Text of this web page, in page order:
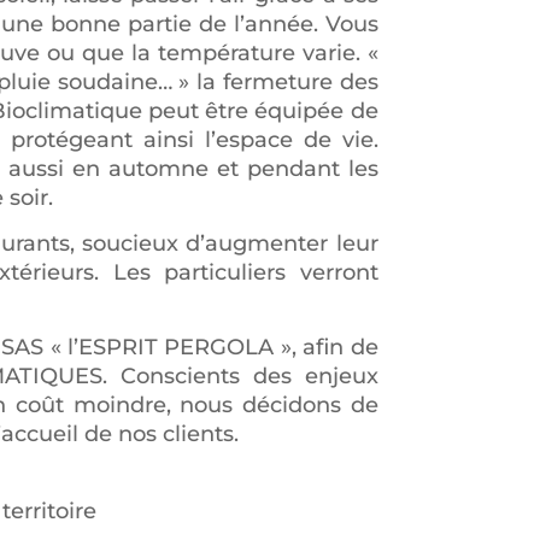
bonne partie de l’année. Vous
ou que la température varie. «
soudaine… » la fermeture des
peut être équipée de
ainsi l’espace de vie.
en automne et pendant les
soir.
soucieux d’augmenter leur
Les particuliers verront
« l’ESPRIT PERGOLA », afin de
Conscients des enjeux
moindre, nous décidons de
de nos clients.